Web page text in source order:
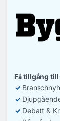
Få tillgång
✓
✓ D
✓ Debatt &